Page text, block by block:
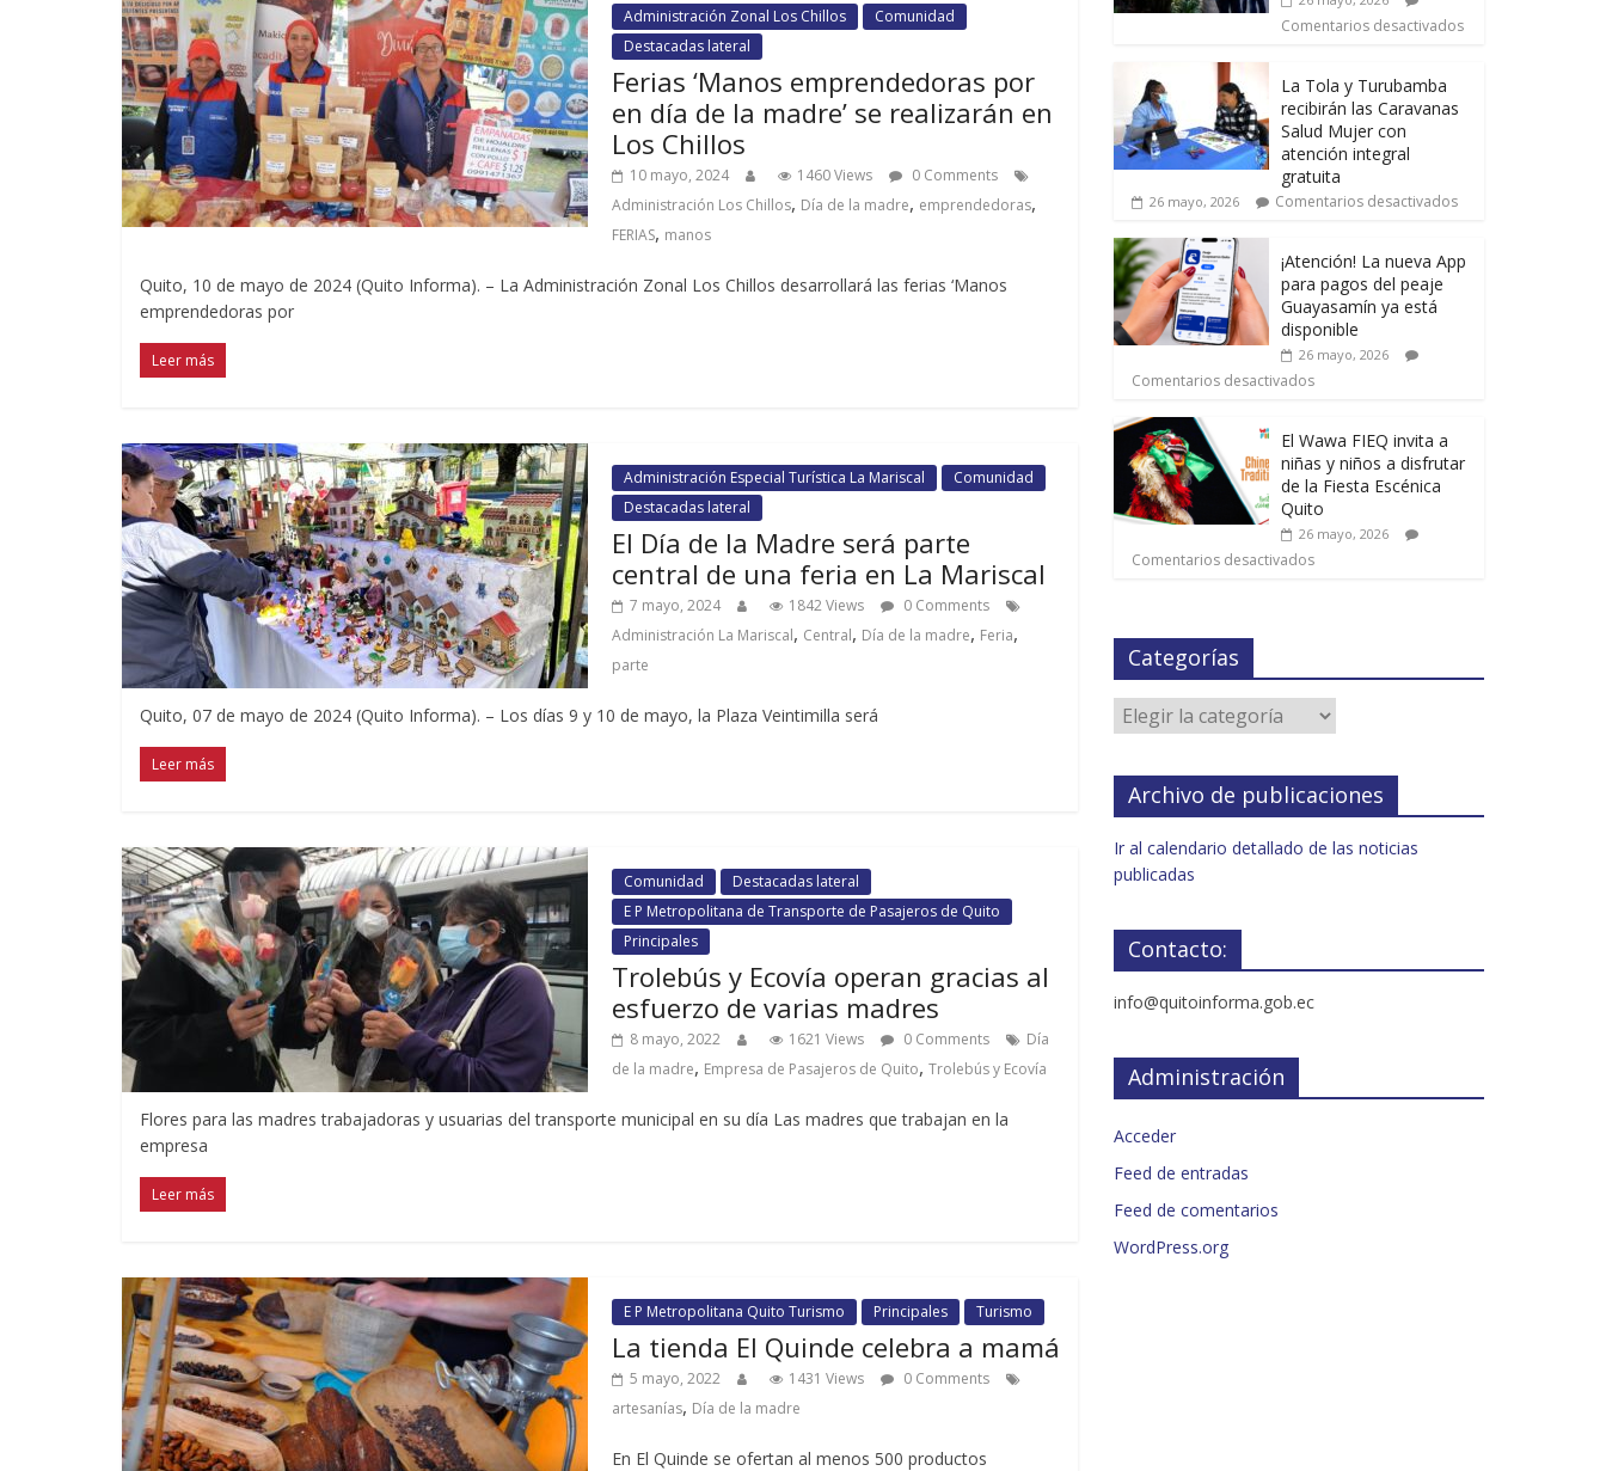
Administración Zonal Los Chillos
Comunidad
Destacadas lateral
Ferias ‘Manos emprendedoras por
en día de la madre’ se realizarán en
Los Chillos
10 mayo, 2024 1460 Views
0 Comments
Administración Los Chillos, Día de la madre, emprendedoras,
FERIAS, manos
Quito, 10 de mayo de 2024 (Quito Informa). – La Administración Zonal Los Chillos desarrollará las ferias ‘Manos
emprendedoras por
Leer más
Administración Especial Turística La Mariscal
Comunidad
Destacadas lateral
El Día de la Madre será parte
central de una feria en La Mariscal
7 mayo, 2024 1842 Views
0 Comments
Administración La Mariscal, Central, Día de la madre, Feria,
parte
Quito, 07 de mayo de 2024 (Quito Informa). – Los días 9 y 10 de mayo, la Plaza Veintimilla será
Leer más
Comunidad
Destacadas lateral
E P Metropolitana de Transporte de Pasajeros de Quito
Principales
Trolebús y Ecovía operan gracias al
esfuerzo de varias madres
8 mayo, 2022 1621 Views 0 Comments
Día
de la madre, Empresa de Pasajeros de Quito, Trolebús y Ecovía
Flores para las madres trabajadoras y usuarias del transporte municipal en su día Las madres que trabajan en la
empresa
Leer más
E P Metropolitana Quito Turismo Principales Turismo
La tienda El Quinde celebra a mamá
5 mayo, 2022 1431 Views
0 Comments
artesanías, Día de la madre
En El Quinde se ofertan al menos 500 productos
Comentarios desactivados
La Tola y Turubamba
recibirán las Caravanas
Salud Mujer con
atención integral
gratuita
26 mayo, 2026 Comentarios desactivados
¡Atención! La nueva App
para pagos del peaje
Guayasamín ya está
disponible
26 mayo, 2026
Comentarios desactivados
El Wawa FIEQ invita a
niñas y niños a disfrutar
de la Fiesta Escénica
Quito
26 mayo, 2026
Comentarios desactivados
Categorías
Archivo de publicaciones
Ir al calendario detallado de las noticias
publicadas
Contacto:
info@quitoinforma.gob.ec
Administración
Acceder
Feed de entradas
Feed de comentarios
WordPress.org